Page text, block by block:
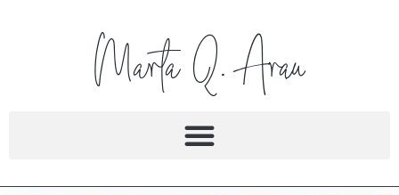
Marta Q. Arau